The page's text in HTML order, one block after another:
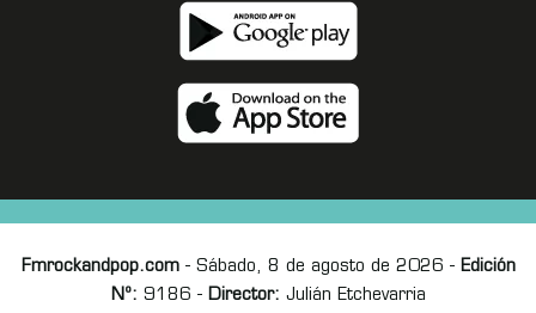
Fmrockandpop.com- Sábado, 8 de agosto de 2026 - Edición
Nº: 9186 - Director: Julián Etchevarria